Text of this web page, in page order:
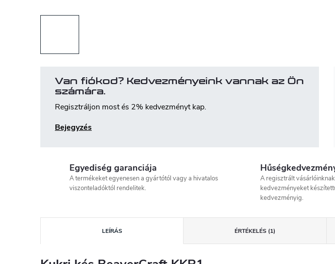
Van fiókod? Kedvezményeink vannak az Ön
számára.
Regisztráljon most és 2% kedvezményt kap.
Bejegyzés
Egyediség garanciája
A termékeket egyenesen a gyártótól vagy a hivatalos
viszonteladóktól rendelitek.
A regisztrált
kedvezményeket
kedvezményig.
LEÍRÁS ÉRTÉKELÉS (1)